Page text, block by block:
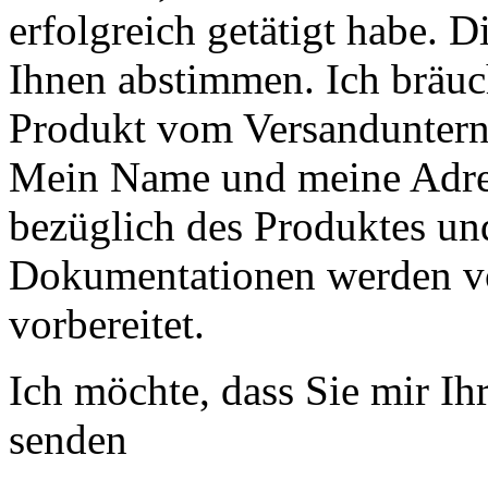
erfolgreich getätigt habe.
Ihnen abstimmen. Ich
Produkt vom
Mein Name und meine
bezüglich des Produktes
Dokumentationen werden
vorbereitet.
Ich möchte, dass Sie mir
senden